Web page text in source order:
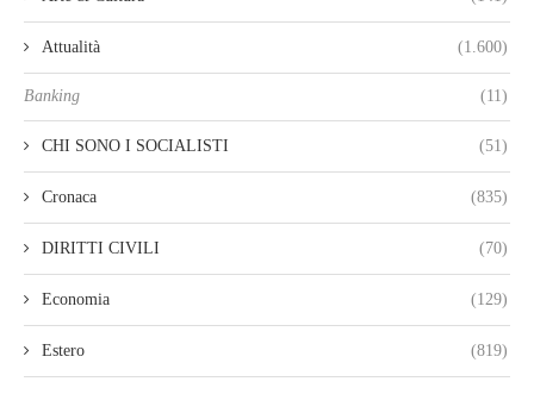
Attualità (1.600)
Banking (11)
CHI SONO I SOCIALISTI (51)
Cronaca (835)
DIRITTI CIVILI (70)
Economia (129)
Estero (819)